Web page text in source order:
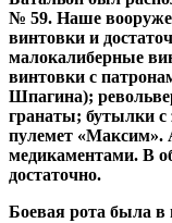
№ 59. Наше
винтовки и
малокалиберные
винтовки с
Шпагина);
гранаты; бутылки с
пулемет «Максим».
медикаментами. В
достаточно.
Боевая рота была в